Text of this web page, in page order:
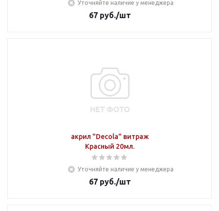
Уточняйте наличие у менеджера
67руб./шт
акрил "Decola" витраж
Красный 20мл.
Уточняйте наличие у менеджера
67руб./шт